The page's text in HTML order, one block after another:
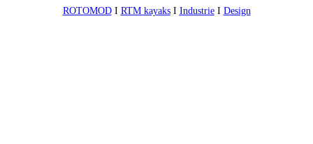
ROTOMODI RTM kayaksI IndustrieI Design